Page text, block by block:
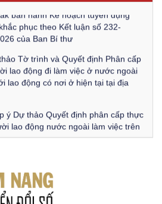
phục theo Kết luận số 232-
của Ban Bí thư
Tờ trình và Quyết định Phân cấp
lao động đi làm việc ở nước ngoài
lao động có nơi ở hiện tại tại địa
ý Dự thảo Quyết định phân cấp thực
lao động nước ngoài làm việc trên
theo trình tự, thủ tục rút gọn trong
tư quy định nghiệp vụ lưu trữ tài liệu
BỘ ĐI B TỈNH ĐĂK LẮK -